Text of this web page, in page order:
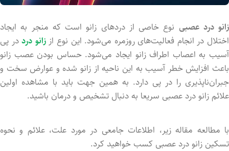
زانو درد عصبی نوع خاصی از دردهای زانو است که منجر به ایجاد
اختلال در انجام فعالیت‌های روزمره می‌شود. این نوع اززانو درددر پی
آسیب به اعصاب اطراف زانو ایجاد می‌شود. حساس بود‌ن عصب زانو
باعث افزایش خطر آسیب به این ناحیه از زانو شد‌ه و عوارض سخت و
جبران‌ناپذیری را در پی دارد. به همین جهت باید با مشاهده اولین
علائم زانو درد عصبی سریعا به دنبال تشخیص و درمان باشید.
با مطالعه مقاله زیر، اطلاعات جامعی در مورد علت، علائم و نحوه
تسکین زانو درد عصبی کسب خواهید کرد.